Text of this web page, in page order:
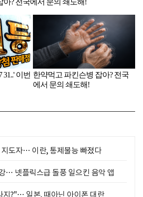
도자… 이란, 통제불능 빠졌다
… 넷플릭스급 돌풍 일으킨 음악 앱
지?"… 일본, 때아닌 아이폰 대란